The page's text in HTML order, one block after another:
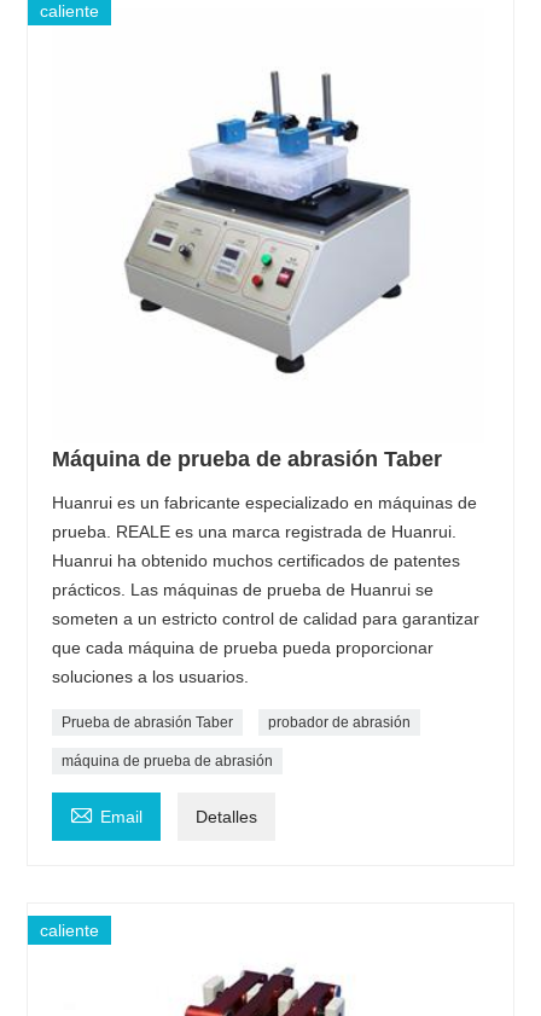
caliente
Máquina de prueba de abrasión Taber
Huanrui es un fabricante especializado en máquinas de
prueba. REALE es una marca registrada de Huanrui.
Huanrui ha obtenido muchos certificados de patentes
prácticos. Las máquinas de prueba de Huanrui se
someten a un estricto control de calidad para garantizar
que cada máquina de prueba pueda proporcionar
soluciones a los usuarios.
Prueba de abrasión Taber probador de abrasión
máquina de prueba de abrasión
 Email Detalles
caliente